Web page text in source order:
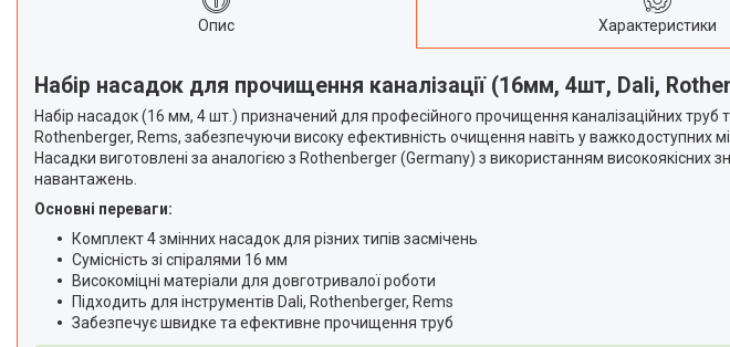
Швидкомонтажні пістолети
Бурові установки
Обладнання для чистки
сонячних панелей
Генератори
Тельфери та каретки
Плазморізи і Зварювальне
обладнання
Акумуляторний інструмент
Машини для миття підлоги
Опис Характеристики
Набір насадок для прочищення каналізації (16мм, 4шт, Dali,
Набір насадок (16 мм, 4 шт.) призначений для професійного прочищення каналізаційних труб
Rothenberger, Rems, забезпечуючи високу ефективність очищення навіть у важкодоступних
Насадки виготовлені за аналогією з Rothenberger (Germany) з використанням високоякісних
навантажень.
Основні переваги:
Комплект 4 змінних насадок для різних типів засмічень
Сумісність зі спіралями 16 мм
Високоміцні матеріали для довготривалої роботи
Підходить для інструментів Dali, Rothenberger, Rems
Забезпечує швидке та ефективне прочищення труб